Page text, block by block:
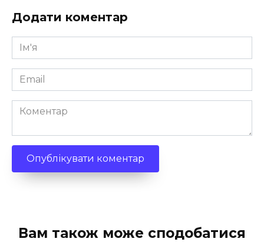
Додати коментар
Ім'я
*
Email
*
Коментар
Вам також може сподобатися